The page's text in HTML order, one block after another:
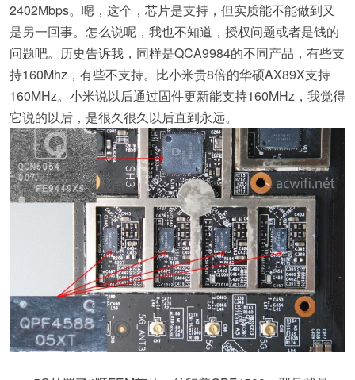
2402Mbps。嗯，这个，芯片是支持，但实质能不能做到又
是另一回事。怎么说呢，我也不知道，授权问题或者是钱的
问题吧。历史告诉我，同样是QCA9984的不同产品，有些支
持160Mhz，有些不支持。比小米贵8倍的华硕AX89X支持
160MHz。小米说以后通过固件更新能支持160MHz，我觉得
它说的以后，是很久很久以后直到永远。